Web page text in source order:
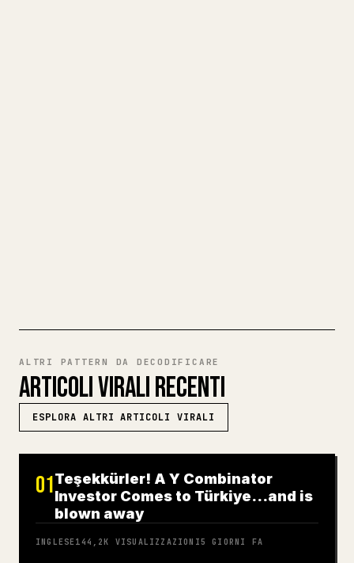
ALTRI PATTERN DA DECODIFICARE
ARTICOLI VIRALI RECENTI
ESPLORA ALTRI ARTICOLI VIRALI
01Teşekkürler! A Y Combinator
Investor Comes to Türkiye…and is
blown away
INGLESE 144,2K VISUALIZZAZIONI5 GIORNI FA